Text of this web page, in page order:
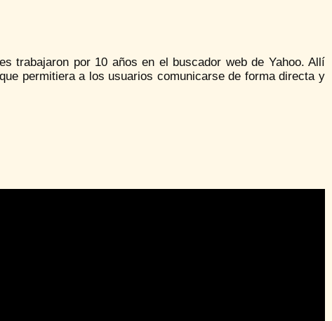
trabajaron por 10 años en el buscador web de Yahoo. Allí
permitiera a los usuarios comunicarse de forma directa y